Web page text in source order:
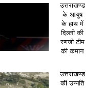
उत्तराखण्ड
के आयुष
के हाथ में
दिल्ली की
रणजी टीम
की कमान
उत्तराखण्ड
की उन्नति